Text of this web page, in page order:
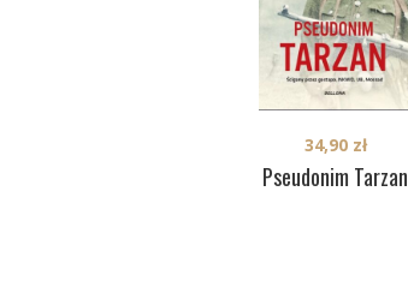
Pseudonim Tarzan
34,90 zł